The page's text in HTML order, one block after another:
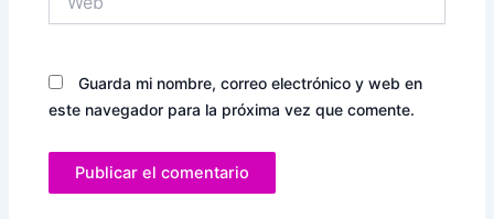
Guarda mi nombre, correo electrónico y web en
este navegador para la próxima vez que comente.